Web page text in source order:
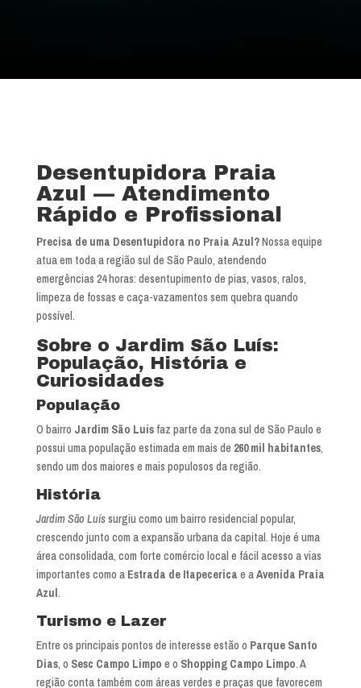
Desentupidora Praia
Azul — Atendimento
Rápido e Profissional
Precisa de uma Desentupidora no Praia Azul?Nossa equipe
atua em toda a região sul de São Paulo, atendendo
emergências 24 horas: desentupimento de pias, vasos, ralos,
limpeza de fossas e caça-vazamentos sem quebra quando
possível.
Sobre o Jardim São Luís:
População, História e
Curiosidades
População
O bairro Jardim São Luísfaz parte da zona sul de São Paulo e
possui uma população estimada em mais de 260 mil habitantes,
sendo um dos maiores e mais populosos da região.
História
Jardim São Luíssurgiu como um bairro residencial popular,
crescendo junto com a expansão urbana da capital. Hoje é uma
área consolidada, com forte comércio local e fácil acesso a vias
importantes como a Estrada de Itapecerica e aAvenida Praia
Azul.
Turismo e Lazer
Entre os principais pontos de interesse estão o Parque Santo
Dias, o Sesc Campo Limpo e o Shopping Campo Limpo. A
região conta também com áreas verdes e praças que favorecem